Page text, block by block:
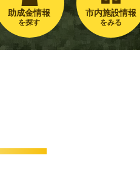
助成金情報
を探す
市内施設情報
をみる